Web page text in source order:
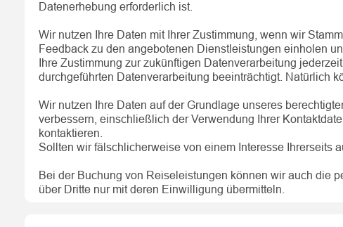
Datenerhebung erforderlich ist.
Wir nutzen Ihre Daten mit Ihrer Zustimmung, wenn wir
Feedback zu den angebotenen Dienstleistungen einholen
Ihre Zustimmung zur zukünftigen Datenverarbeitung
durchgeführten Datenverarbeitung beeinträchtigt. Natürlich
Wir nutzen Ihre Daten auf der Grundlage unseres
verbessern, einschließlich der Verwendung Ihrer
kontaktieren.
Sollten wir fälschlicherweise von einem Interesse Ihrerseits
Bei der Buchung von Reiseleistungen können wir auch die
über Dritte nur mit deren Einwilligung übermitteln.